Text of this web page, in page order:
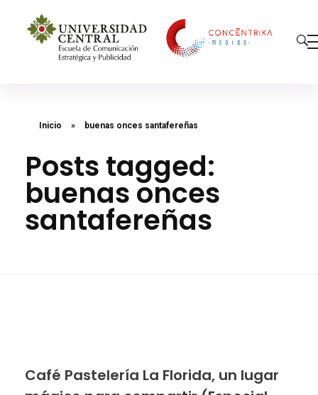
Inicio » buenas onces santafereñas
Posts tagged:
buenas onces
santafereñas
Café Pastelería La Florida, un lugar